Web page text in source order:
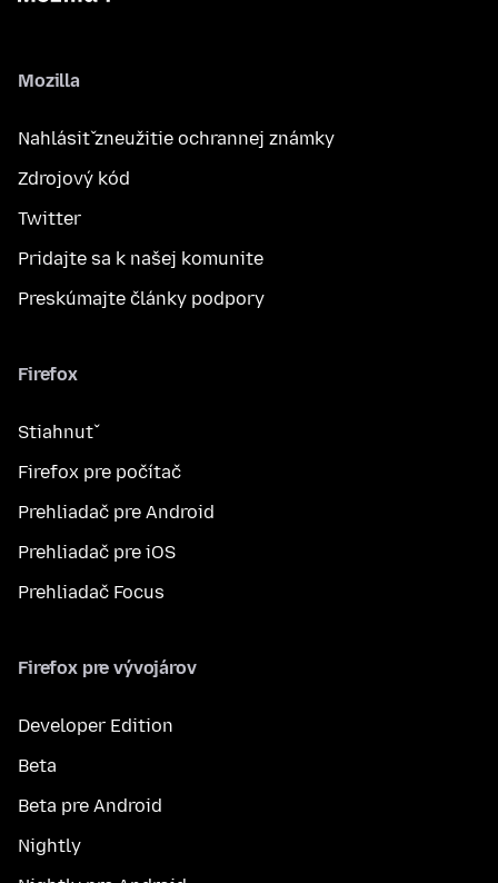
Mozilla
Nahlásiť zneužitie ochrannej známky
Zdrojový kód
Twitter
Pridajte sa k našej komunite
Preskúmajte články podpory
Firefox
Stiahnuť
Firefox pre počítač
Prehliadač pre Android
Prehliadač pre iOS
Prehliadač Focus
Firefox pre vývojárov
Developer Edition
Beta
Beta pre Android
Nightly